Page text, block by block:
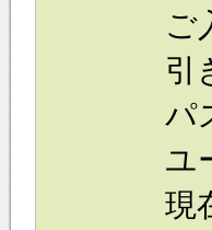
ご
引
パ
ユ
現